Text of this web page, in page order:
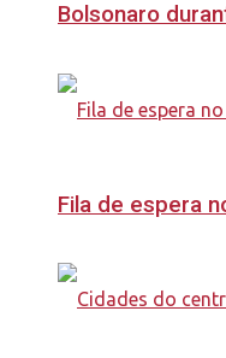
Bolsonaro
Fila de espera